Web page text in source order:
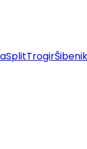
SplitTrogirŠibenik